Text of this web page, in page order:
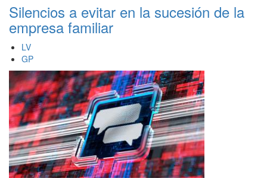
Silencios a evitar en la sucesión de la
empresa familiar
LV
GP